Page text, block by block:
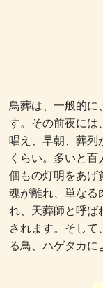
鳥葬は、一般的に
す。その前夜には
唱え、早朝、葬列
くらい。多いと
個もの灯明をあげ
魂が離れ、単なる
れ、天葬師と呼ば
されます。そして
る鳥、ハゲタカに